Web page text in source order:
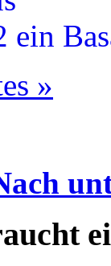
ein
»